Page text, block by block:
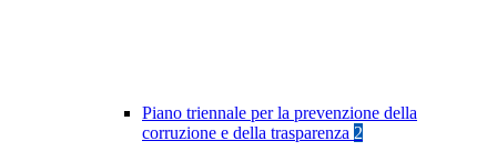
Piano triennale per la prevenzione della
corruzione e della trasparenza 2